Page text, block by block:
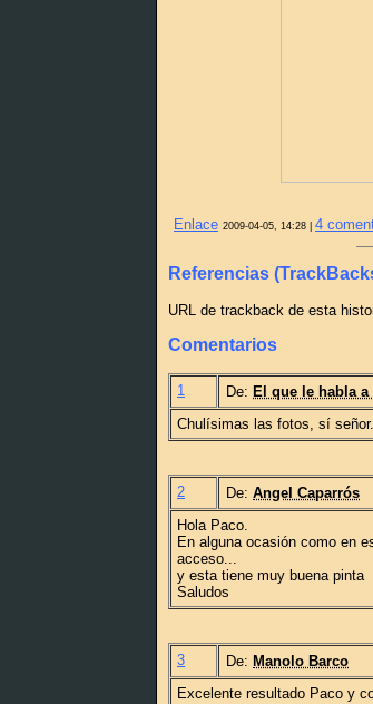
Enlace 2009-04-05, 14:28 | 4
Referencias
URL de trackback de esta
Comentarios
1 De: El que le habla
Chulísimas las fotos, sí
2 De: Angel Caparrós
Hola Paco.
En alguna ocasión como en
acceso...
y esta tiene muy buena pinta
Saludos
3 De: Manolo Barco
Excelente resultado Paco y